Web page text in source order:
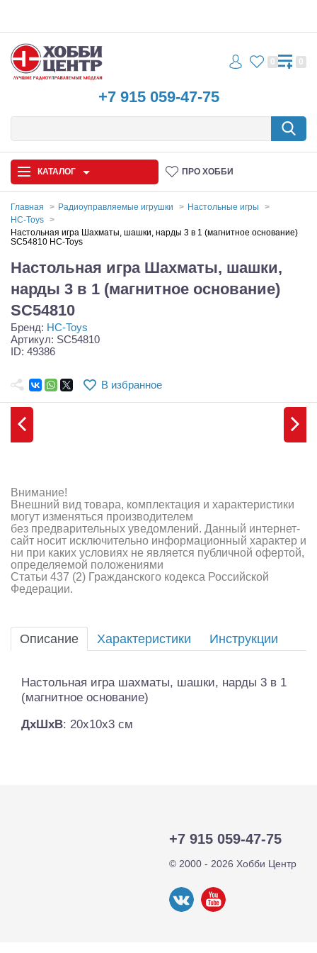
+7 915 059-47-75
0 0
КАТАЛОГ ПРО ХОББИ
Автомодели
Запчасти и аксессуары
Игрушки
Самолеты
Квадрокоптеры
Судомодели
Конструкторы
Аппаратура и электроника
Зарядные устройства и блоки питания
Двигатели
Технические жидкости
Инструмент,измерительные приборы,расходники
Главная Радиоуправляемые игрушки
Настольные игры
HC-Toys
Настольная игра Шахматы, шашки, нарды 3 в 1 (магнитное основание)
SC54810 HC-Toys
Настольная игра Шахматы, шашки,
нарды 3 в 1 (магнитное основание)
SC54810
Бренд: HC-Toys
Артикул: SC54810
ID: 49386
В избранное
Внимание!
Внешний вид товара, комплектация и характеристики
могут изменяться производителем
без предварительных уведомлений. Данный интернет-
сайт носит исключительно информационный характер и
ни при каких условиях не является публичной офертой,
определяемой положениями
Статьи 437 (2) Гражданского кодекса Российской
Федерации.
Описание Характеристики Инструкции
Настольная игра шахматы, шашки, нарды 3 в 1
(магнитное основание)
ДхШхВ: 20х10х3 см
+7 915 059-47-75
© 2000 - 2026 Хобби Центр